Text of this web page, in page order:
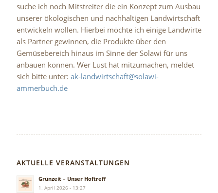
suche ich noch Mitstreiter die ein Konzept zum Ausbau
unserer ökologischen und nachhaltigen Landwirtschaft
entwickeln wollen. Hierbei möchte ich einige Landwirte
als Partner gewinnen, die Produkte über den
Gemüsebereich hinaus im Sinne der Solawi für uns
anbauen können. Wer Lust hat mitzumachen, meldet
sich bitte unter: ak-landwirtschaft@solawi-
ammerbuch.de
AKTUELLE VERANSTALTUNGEN
Grünzeit – Unser Hoftreff
1. April 2026 - 13:27